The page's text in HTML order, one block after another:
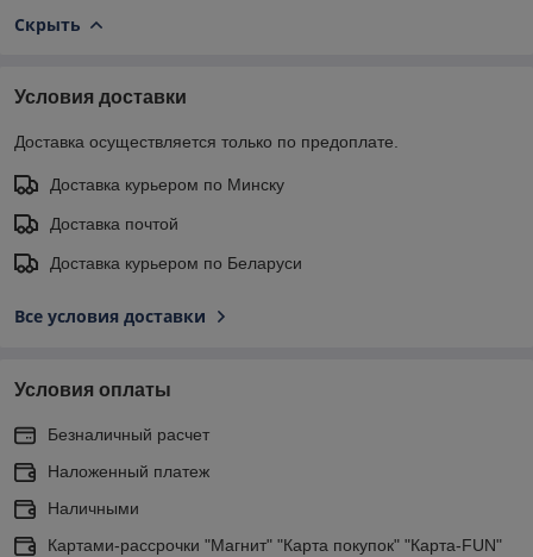
Скрыть
Условия доставки
Доставка осуществляется только по предоплате.
Доставка курьером по Минску
Доставка почтой
Доставка курьером по Беларуси
Все условия доставки
Условия оплаты
Безналичный расчет
Наложенный платеж
Наличными
Картами-рассрочки "Магнит" "Карта покупок" "Карта-FUN"